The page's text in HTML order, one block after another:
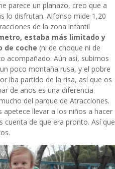
parece un planazo, creo que a
lo disfrutan. Alfonso mide 1,20
de la zona infantil
estaba más limitado y
de coche (ni de choque ni de
acompañado. Aún así, subimos
poco montaña rusa, y el pobre
iba partido de la risa, así que os
de años es una diferencia
del parque de Atracciones.
llevar a los niños a hacer
cuenta de que era pronto. Así que